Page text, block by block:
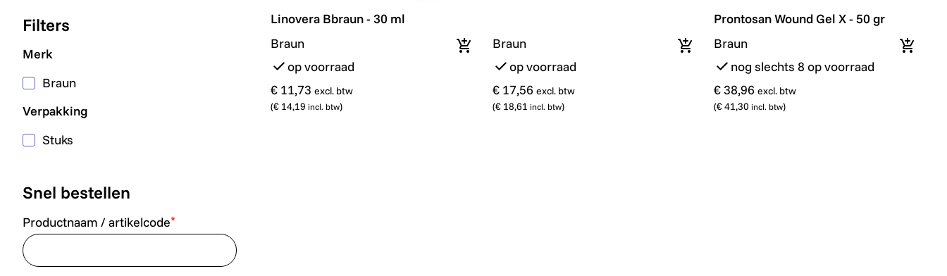
Linovera Bbraun - 30 ml
Linovera Bbraun - 30 ml
Braun
op voorraad
€ 11,73 excl. btw
(€ 14,19 incl. btw)
In winkelmandje
Braun
op voorraad
€ 17,56 excl. btw
(€ 18,61 incl. btw)
In winkelmandje
Prontosan Wound Gel X - 50 gr
Prontosan Wound Gel X - 50 gr
Braun
nog slechts 8 op voorraad
€ 38,96 excl. btw
(€ 41,30 incl. btw)
In
Filters
Merk
Braun
Verpakking
Stuks
Snel bestellen
Productnaam / artikelcode*